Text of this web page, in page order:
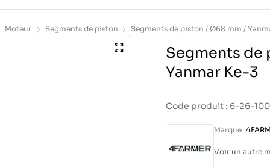
Moteur Segments de piston
Segments de
Yanmar Ke-3
Code produit : 6-26-
Marque
Voir un autre